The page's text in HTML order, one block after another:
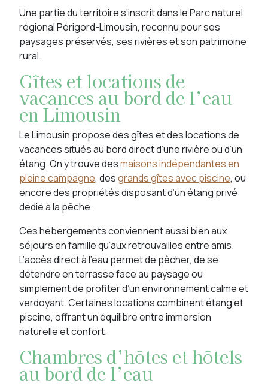
Une partie du territoire s’inscrit dans le Parc naturel
régional Périgord-Limousin, reconnu pour ses
paysages préservés, ses rivières et son patrimoine
rural.
Gîtes et locations de
vacances au bord de l’eau
en Limousin
Le Limousin propose des gîtes et des locations de
vacances situés au bord direct d’une rivière ou d’un
étang. On y trouve desmaisons indépendantes en
pleine campagne, desgrands gîtes avec piscine, ou
encore des propriétés disposant d’un étang privé
dédié à la pêche.
Ces hébergements conviennent aussi bien aux
séjours en famille qu’aux retrouvailles entre amis.
L’accès direct à l’eau permet de pêcher, de se
détendre en terrasse face au paysage ou
simplement de profiter d’un environnement calme et
verdoyant. Certaines locations combinent étang et
piscine, offrant un équilibre entre immersion
naturelle et confort.
Chambres d’hôtes et hôtels
au bord de l’eau